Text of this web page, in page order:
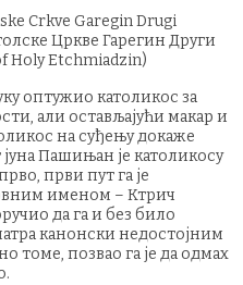
Цркве Гарегин Други
Holy Etchmiadzin)
оптужио католикос за
али остављајући макар и
на суђењу докаже
Пашињан је католикосу
први пут га је
именом – Ктрич
да га и без било
канонски недостојним
томе, позвао га је да одмах